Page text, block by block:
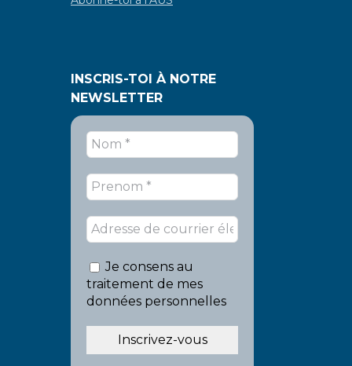
INSCRIS-TOI À NOTRE
NEWSLETTER
Je consens au
traitement de mes
données personnelles